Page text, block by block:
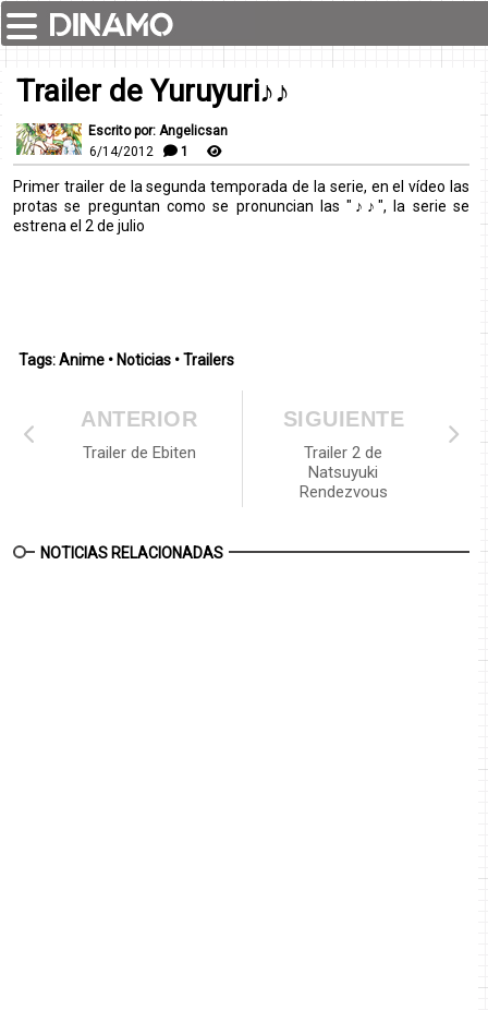
Trailer de Yuruyuri♪♪
Escrito por: Angelicsan
6/14/2012
1
Primer trailer de la segunda temporada de la serie, en el vídeo las
protas se preguntan como se pronuncian las "♪♪", la serie se
estrena el 2 de julio
Tags:Anime • Noticias •Trailers
SIGUIENTE
Trailer 2 de
Natsuyuki
Rendezvous
ANTERIOR
Trailer de Ebiten
NOTICIAS RELACIONADAS